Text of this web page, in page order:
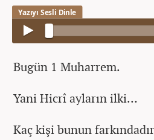
Bugün 1 Muharrem.
Yani Hicrî ayların ilki…
Kaç kişi bunun